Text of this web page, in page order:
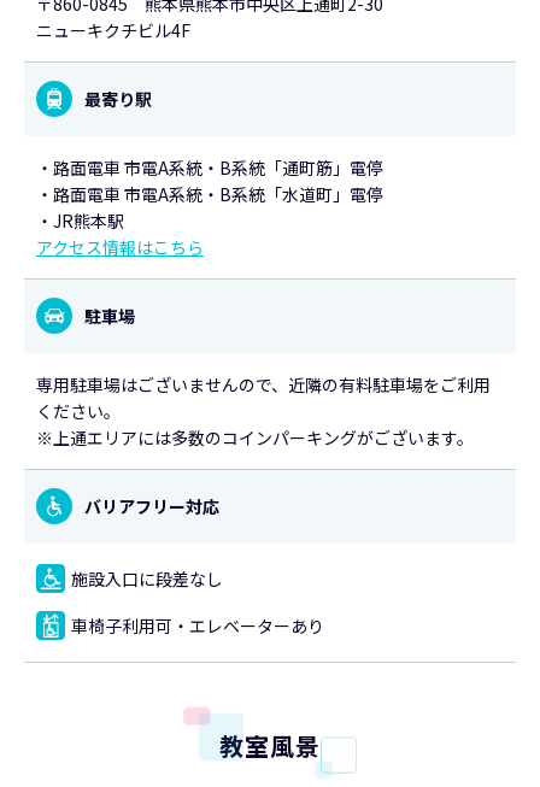
ニューキクチビル4F
最寄り駅
・路面電車 市電A系統・B系統「通町筋」電停
・路面電車 市電A系統・B系統「水道町」電停
・JR熊本駅
アクセス情報はこちら
駐車場
専用駐車場はございませんので、近隣の有料駐車場をご利用
ください。
※上通エリアには多数のコインパーキングがございます。
バリアフリー対応
施設入口に段差なし
車椅子利用可・エレベーターあり
教室風景